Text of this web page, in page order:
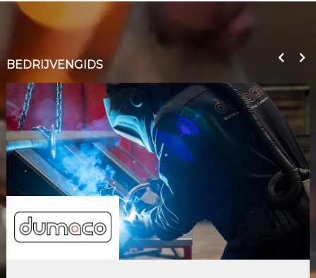
BEDRIJVENGIDS